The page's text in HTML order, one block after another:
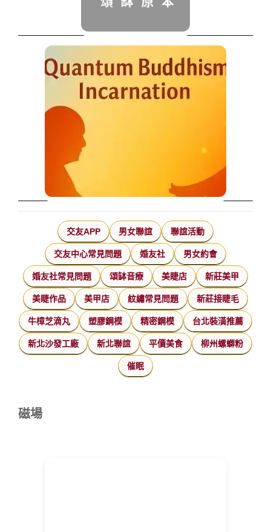
交友APP 男女聯誼 聯誼活動
交友中心常見問題 婚友社 男女約會
婚友社常見問題 頌缽音療 美睫店 新莊美甲
美睫作品 美甲店 紋繡常見問題 新莊接睫毛
牛樟芝滴丸 塑膠鋼模 精密鋼模 台北裝潢推薦
新北沙發工廠 新北聯誼 平價美食 柳州螺螄粉
催眠
磁場